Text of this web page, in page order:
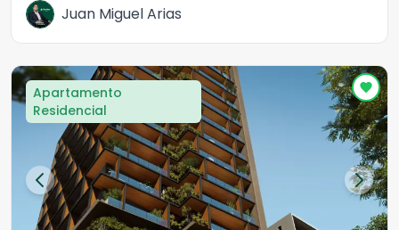
Juan Miguel Arias
Apartamento
Residencial